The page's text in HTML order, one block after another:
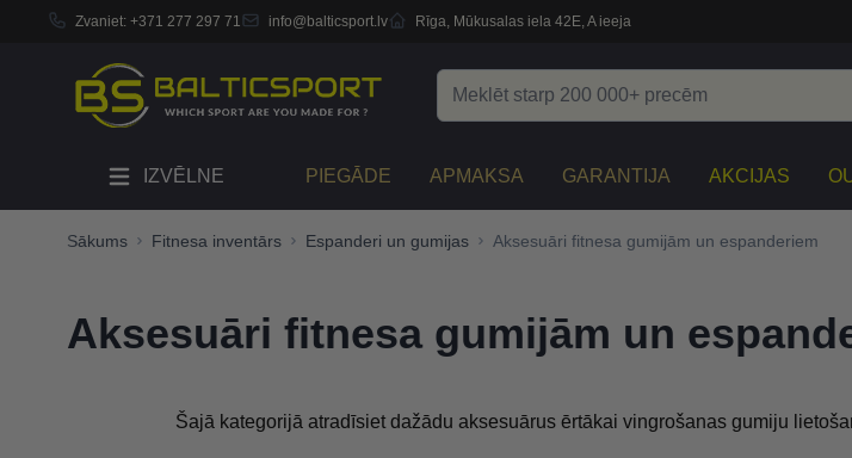
Zvaniet: +371 277 297 71 info@balticsport.lv Rīga, Mūkusalas iela 42E, A ieeja
IZVĒLNE PIEGĀDE APMAKSA GARANTIJA AKCIJAS
Sākums Fitnesa inventārs Espanderi un gumijas Aksesuāri fitnesa gumijām un espanderiem
Aksesuāri fitnesa gumijām un
Šajā kategorijā atradīsiet dažādu aksesuārus ērtākai vingrošanas gumiju